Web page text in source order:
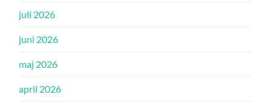
juli 2026
juni 2026
maj 2026
april 2026